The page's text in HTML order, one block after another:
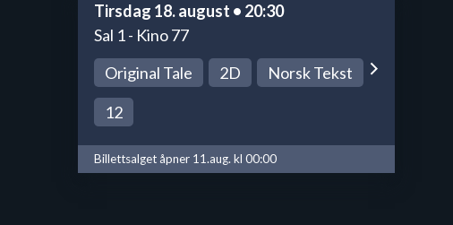
Tirsdag 18. august • 20:30
Sal 1 - Kino 77
Original Tale
2D
Norsk Tekst
12
Billettsalget åpner 11.aug. kl 00:00